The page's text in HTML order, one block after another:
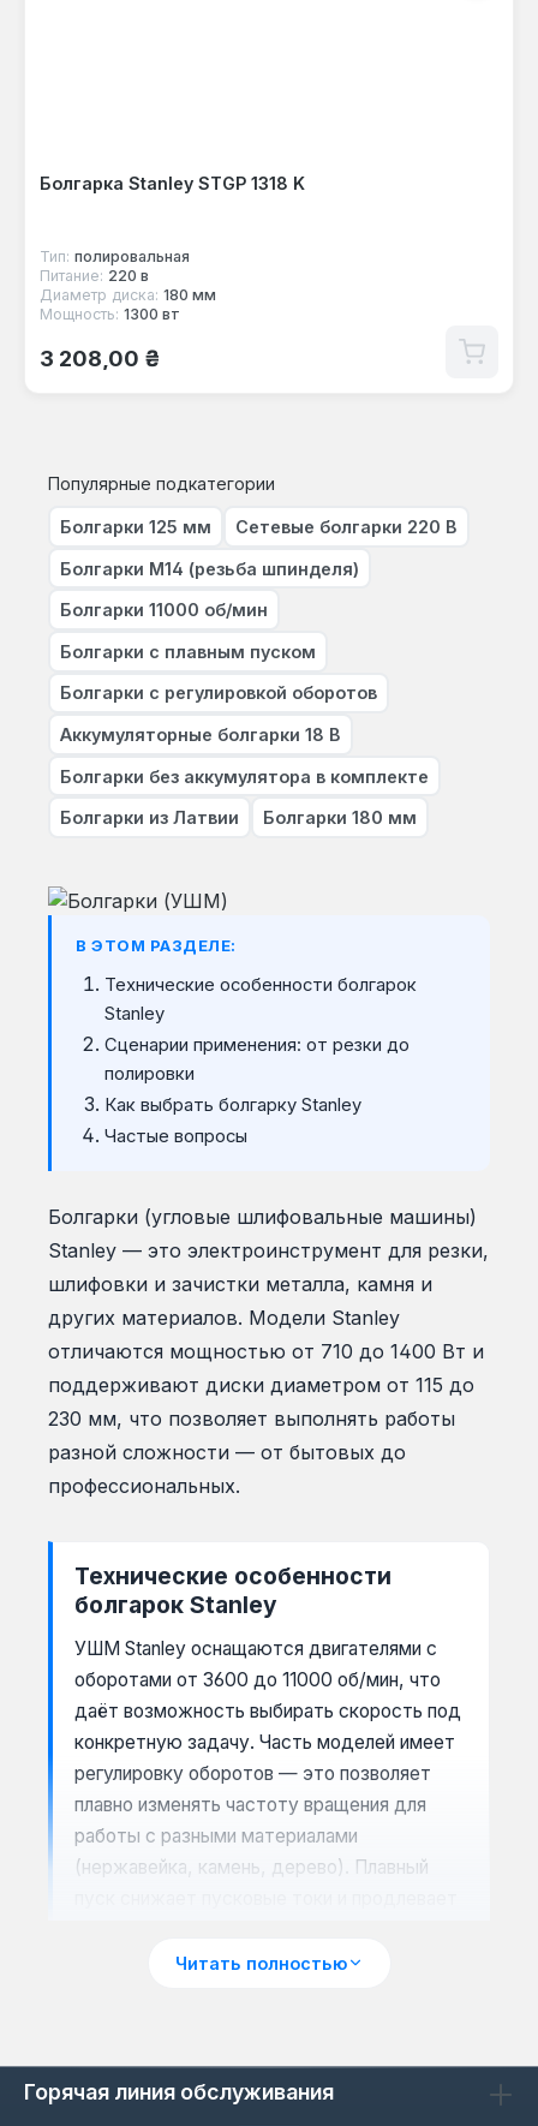
Болгарка Stanley STGP 1318 K
Тип: полировальная
Питание: 220 в
Диаметр диска: 180 мм
Мощность: 1300 вт
Обычная цена:
3 208,00 ₴
Популярные подкатегории
Болгарки 125 мм Сетевые болгарки 220 В
Болгарки M14 (резьба шпинделя)
Болгарки 11000 об/мин
Болгарки с плавным пуском
Болгарки с регулировкой оборотов
Аккумуляторные болгарки 18 В
Болгарки без аккумулятора в комплекте
Болгарки из Латвии Болгарки 180 мм
В ЭТОМ РАЗДЕЛЕ:
Технические особенности болгарок
Stanley
Сценарии применения: от резки до
полировки
Как выбрать болгарку Stanley
Частые вопросы
Болгарки (угловые шлифовальные машины)
Stanley — это электроинструмент для резки,
шлифовки и зачистки металла, камня и
других материалов. Модели Stanley
отличаются мощностью от 710 до 1400 Вт и
поддерживают диски диаметром от 115 до
230 мм, что позволяет выполнять работы
разной сложности — от бытовых до
профессиональных.
Технические особенности
болгарок Stanley
УШМ Stanley оснащаются двигателями с
оборотами от 3600 до 11000 об/мин, что
даёт возможность выбирать скорость под
конкретную задачу. Часть моделей имеет
регулировку оборотов — это позволяет
плавно изменять частоту вращения для
работы с разными материалами
(нержавейка, камень, дерево). Плавный
М14 — стандарт для большинства дисков,
Сценарии применения: от резки
Читать полностью
Горячая линия обслуживания